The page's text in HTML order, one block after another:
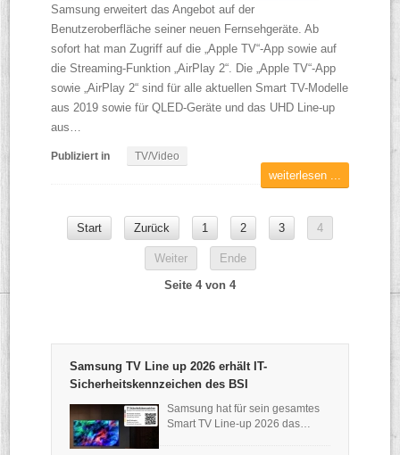
Samsung erweitert das Angebot auf der
Benutzeroberfläche seiner neuen Fernsehgeräte. Ab
sofort hat man Zugriff auf die „Apple TV“-App sowie auf
die Streaming-Funktion „AirPlay 2“. Die „Apple TV“-App
sowie „AirPlay 2“ sind für alle aktuellen Smart TV-Modelle
aus 2019 sowie für QLED-Geräte und das UHD Line-up
aus…
Publiziert in TV/Video
weiterlesen ...
Start Zurück 1 2 3 4
Weiter
Ende
Seite 4 von 4
Samsung TV Line up 2026 erhält IT-
Sicherheitskennzeichen des BSI
Samsung hat für sein gesamtes
Smart TV Line-up 2026 das…